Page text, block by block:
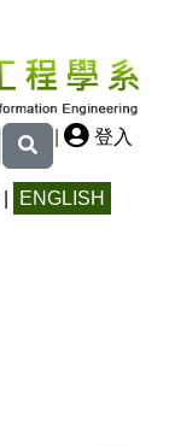
| 登入
ENGLISH